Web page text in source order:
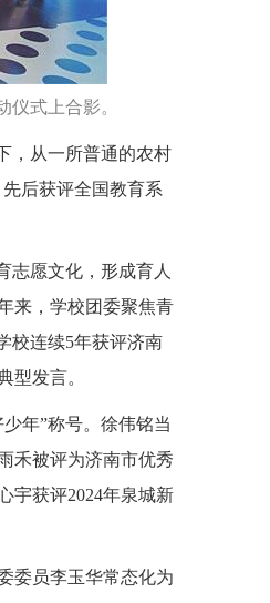
式上合影。
，从一所普通的农村
后获评全国教育系
志愿文化，形成育人
来，学校团委聚焦青
校连续5年获评济南
型发言。
年”称号。徐伟铭当
禾被评为济南市优秀
宇获评2024年泉城新
委员李玉华常态化为